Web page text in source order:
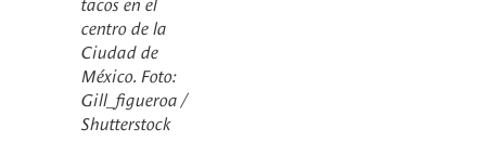
centro de la
Ciudad de
México. Foto:
Gill_figueroa /
Shutterstock